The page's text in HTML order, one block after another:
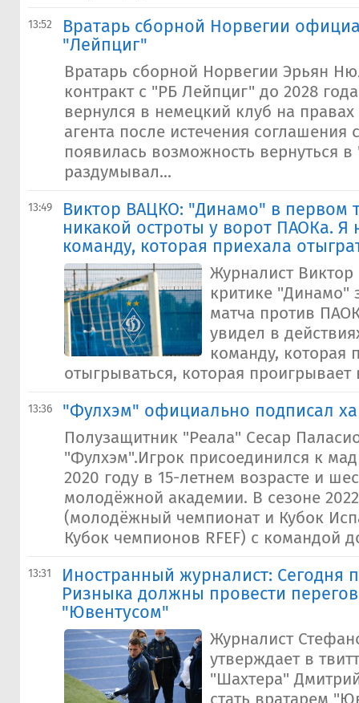
13:52
Вратарь сборной Норвегии
"Лейпциг"
Вратарь сборной Норвегии Эрьян
контракт с "РБ Лейпциг" до 2028
вернулся в немецкий клуб на
агента после истечения соглашения
появилась возможность вернуться
раздумывал...
13:49
Виктор ВАЦКО: "Динамо" в первом
никакой остроты у ворот ПАОКа. Я
команду, которая приехала
Журналист
критике "Динамо"
матча против
увидел в
команду, которая
отыгрываться, которая проигрывает
13:36 "Фулхэм" официально подписал
Полузащитник "Реала" Сесар
"Фулхэм".Игрок присоединился к
2020 году в 15-летнем возрасте и
молодёжной академии. В сезоне
(молодёжный чемпионат и Кубок
Кубок чемпионов RFEF) с командой
13:31
Иностранный журналист: Сегодня
Ризныка должны провести
"Ювентусом"
Журналист
утверждает в
"Шахтера"